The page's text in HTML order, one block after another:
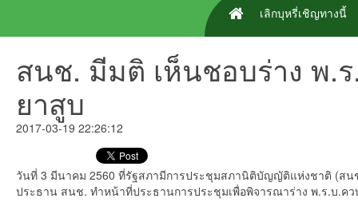
เลิกบุหรี่เชิญทางนี้
สนช. มีมติ เห็นชอบร่าง พ
ยาสูบ
2017-03-19 22:26:12
วันที่ 3 มีนาคม 2560 ที่รัฐสภามีการประชุมสภานิติบัญญัติแห่งชาติ (สน
ประธาน สนช. ทำหน้าที่ประธานการประชุมเพื่อพิจารณาร่าง พ.ร.บ.